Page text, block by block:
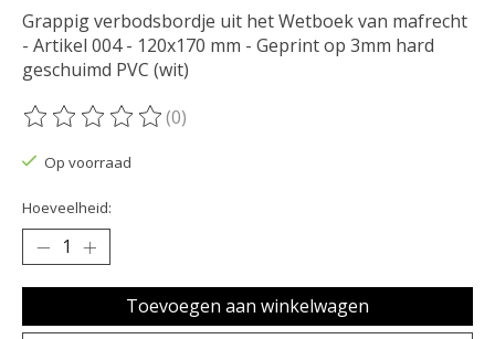
Grappig verbodsbordje uit het Wetboek van mafrecht
- Artikel 004 - 120x170 mm - Geprint op 3mm hard
geschuimd PVC (wit)
De beoordeling van dit product is
(0)
Op voorraad
Hoeveelheid:
Toevoegen aan winkelwagen